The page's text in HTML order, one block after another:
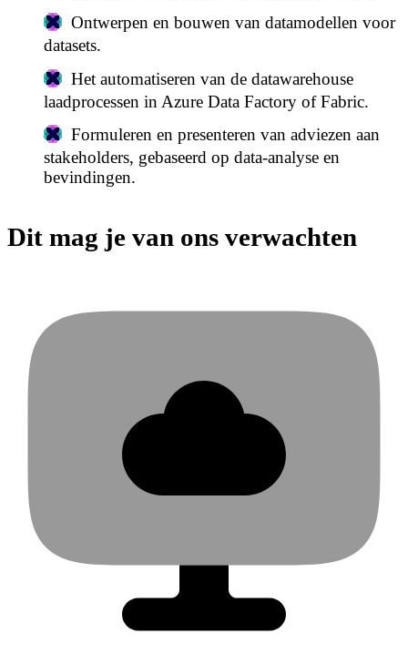
Ontwerpen en bouwen van datamodellen voor
datasets.
Het automatiseren van de datawarehouse
laadprocessen in Azure Data Factory of Fabric.
Formuleren en presenteren van adviezen aan
stakeholders, gebaseerd op data-analyse en
bevindingen.
Dit mag je van ons verwachten